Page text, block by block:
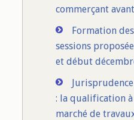
commerçant avant
Formation
sessions
et début
: la qualification
marché de